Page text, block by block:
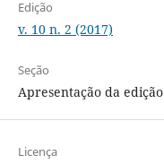
Edição
v. 10 n. 2 (2017)
Seção
Apresentação da edição
Licença